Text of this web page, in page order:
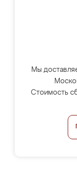
Мы
Стоимость